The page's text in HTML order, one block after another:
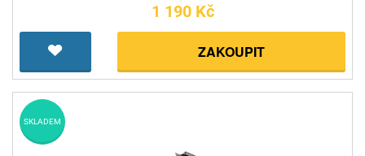
1 190 Kč
ZAKOUPIT
SKLADEM